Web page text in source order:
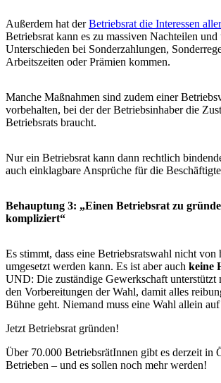
Außerdem hat derBetriebsrat die Interessen
Betriebsrat kann es zu massiven Nachteilen und
Unterschieden bei Sonderzahlungen,
Arbeitszeiten oder Prämien kommen.
Manche Maßnahmen sind zudem einer
vorbehalten, bei der der Betriebsinhaber die
Betriebsrats braucht.
Nur ein Betriebsrat kann dann rechtlich
auch einklagbare Ansprüche für die
Behauptung 3: „Einen Betriebsrat zu
kompliziert“
Es stimmt, dass eine Betriebsratswahl nicht von
umgesetzt werden kann. Es ist aber auch keine
UND: Die zuständige Gewerkschaft unterstützt
den Vorbereitungen der Wahl, damit alles
Bühne geht. Niemand muss eine Wahl allein
Jetzt Betriebsrat gründen!
Über 70.000 BetriebsrätInnen gibt es derzeit in
Betrieben – und es sollen noch mehr werden!